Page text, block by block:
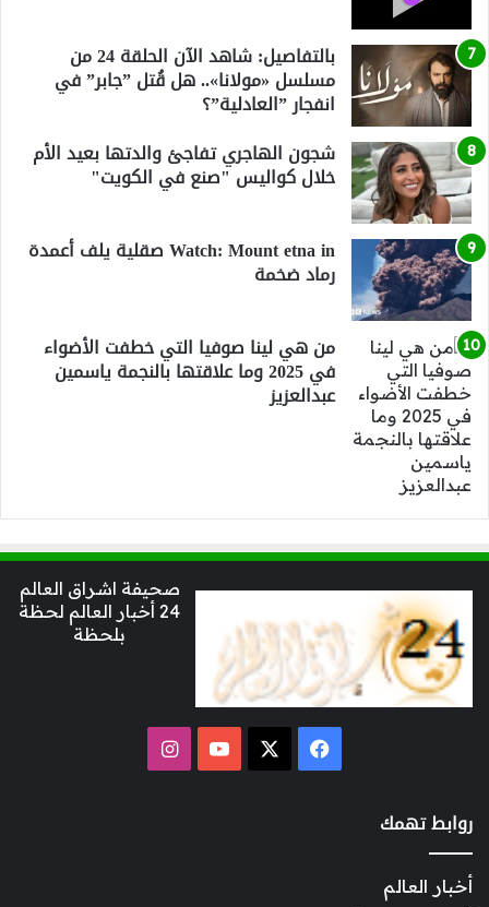
بالتفاصيل: شاهد الآن الحلقة 24 من
مسلسل «مولانا».. هل قُتل ”جابر” في
انفجار ”العادلية”؟
شجون الهاجري تفاجئ والدتها بعيد الأم
خلال كواليس "صنع في الكويت"
Watch: Mount etna in صقلية يلف أعمدة
رماد ضخمة
من هي لينا صوفيا التي خطفت الأضواء
في 2025 وما علاقتها بالنجمة ياسمين
عبدالعزيز
صحيفة اشراق العالم
24 أخبار العالم لحظة
بلحظة
فيسبوك ‫YouTubeانستقرام
روابط تهمك
أخبار العالم